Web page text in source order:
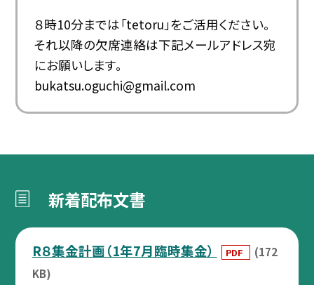
８時10分までは「tetoru」をご活用ください。
それ以降の欠席連絡は下記メールアドレス宛
にお願いします。
bukatsu.oguchi@gmail.com
新着配布文書
R８集金計画（1年7月臨時集金） PDF
(172
KB)